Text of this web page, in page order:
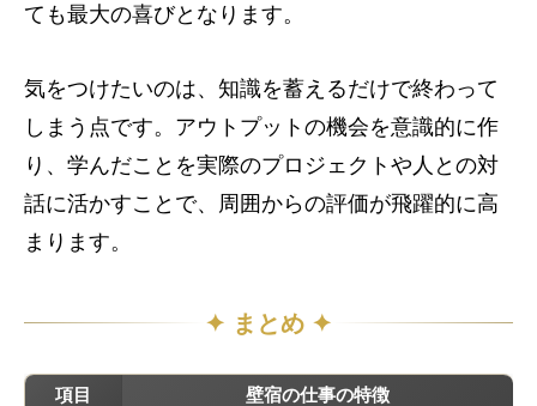
ても最大の喜びとなります。
気をつけたいのは、知識を蓄えるだけで終わって
しまう点です。アウトプットの機会を意識的に作
り、学んだことを実際のプロジェクトや人との対
話に活かすことで、周囲からの評価が飛躍的に高
まります。
✦ まとめ ✦
項目 壁宿の仕事の特徴